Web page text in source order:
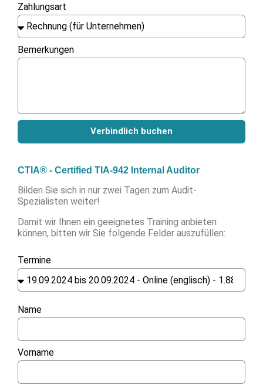
Zahlungsart
Bemerkungen
Verbindlich buchen
CTIA® - Certified TIA-942 Internal Auditor
Bilden Sie sich in nur zwei Tagen zum Audit-
Spezialisten weiter!
Damit wir Ihnen ein geeignetes Training anbieten
können, bitten wir Sie folgende Felder auszufüllen:
Termine
Name
Vorname